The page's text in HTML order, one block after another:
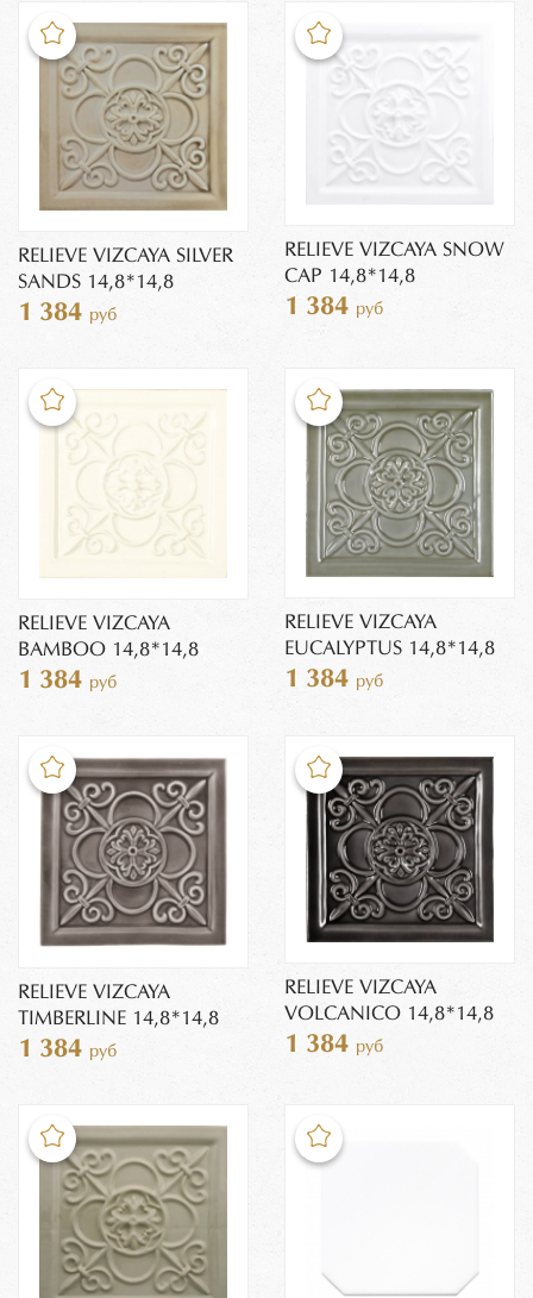
RELIEVE VIZCAYA SILVER
SANDS 14,8*14,8
1 384 руб
RELIEVE VIZCAYA SNOW
CAP 14,8*14,8
1 384 руб
RELIEVE VIZCAYA
BAMBOO 14,8*14,8
1 384 руб
RELIEVE VIZCAYA
EUCALYPTUS 14,8*14,8
1 384 руб
RELIEVE VIZCAYA
TIMBERLINE 14,8*14,8
1 384 руб
RELIEVE VIZCAYA
VOLCANICO 14,8*14,8
1 384 руб